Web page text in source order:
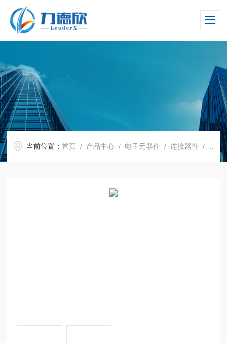
当前位置：首页 / 产品中心 / 电子元器件 /连接器件 / GU41-08B280-T120 GU41-08B363-T155 IC器件测试插座 JC